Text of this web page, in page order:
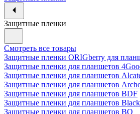
Защитные пленки
Смотреть все товары
Защитные пленки ORIGberry для
Защитные пленки для планшетов
Защитные пленки для планшетов
Защитные пленки для планшетов
Защитные пленки для планшетов BDF
Защитные пленки для планшетов
Защитные пленки для планшетов BQ